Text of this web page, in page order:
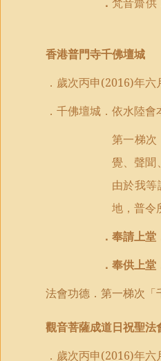
香港普門寺千佛壇城
．歲次丙申(2016)年六
．千佛壇城．依水陸會
第一梯次
覺、聲聞
由於我
地，普令
． 奉請上堂
．奉供上堂
法會功德．第一梯次
觀音菩薩成道日祝聖法
．歲次丙申(2016)年六